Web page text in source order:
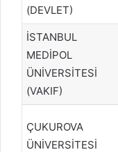
(DEVLET)
İSTANBUL
MEDİPOL
ÜNİVERSİTESİ
(VAKIF)
ÇUKUROVA
ÜNİVERSİTESİ